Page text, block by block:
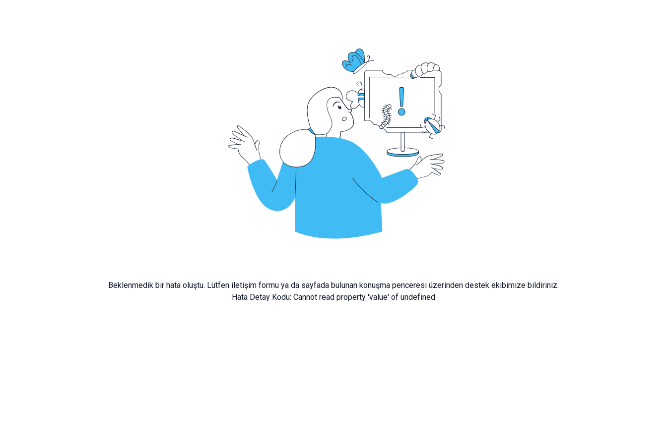
Beklenmedik bir hata oluştu. Lütfen iletişim formu ya da sayfada bulunan konuşma penceresi üzerinden destek ekibimize bildiriniz.
Hata Detay Kodu: Cannot read property 'value' of undefined